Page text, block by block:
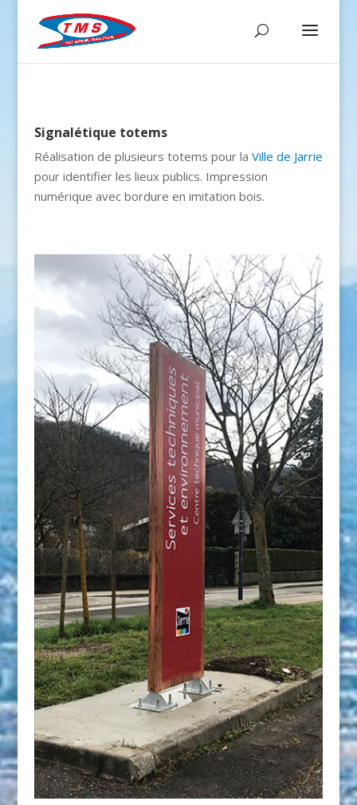
Signalétique totems
Réalisation de plusieurs totems pour la Ville de Jarrie
pour identifier les lieux publics. Impression
numérique avec bordure en imitation bois.